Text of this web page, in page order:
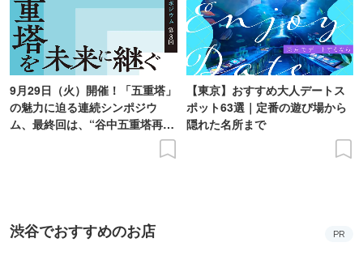
9月29日（火）開催！「五重塔」
の魅力に迫る連続シンポジウ
ム、最終回は、“谷中五重塔再建
【東京】おすすめ大人デートス
ポット63選｜定番の遊び場から
隠れた名所まで
渋谷でおすすめのお店 PR